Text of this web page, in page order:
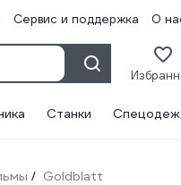
Сервис и поддержка О
Станки
/ Goldblatt